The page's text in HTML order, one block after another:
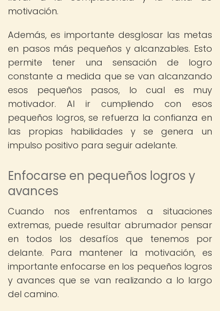
motivación.
Además, es importante desglosar las metas
en pasos más pequeños y alcanzables. Esto
permite tener una sensación de logro
constante a medida que se van alcanzando
esos pequeños pasos, lo cual es muy
motivador. Al ir cumpliendo con esos
pequeños logros, se refuerza la confianza en
las propias habilidades y se genera un
impulso positivo para seguir adelante.
Enfocarse en pequeños logros y
avances
Cuando nos enfrentamos a situaciones
extremas, puede resultar abrumador pensar
en todos los desafíos que tenemos por
delante. Para mantener la motivación, es
importante enfocarse en los pequeños logros
y avances que se van realizando a lo largo
del camino.